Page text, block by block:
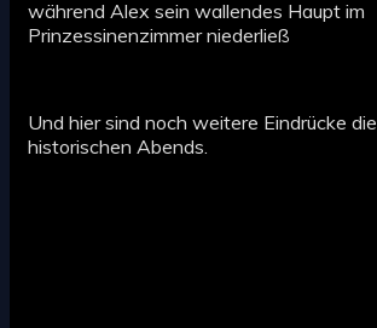
während Alex sein wallendes Haupt im
Prinzessinenzimmer niederließ
Und hier sind noch weitere Eindrücke
historischen Abends.